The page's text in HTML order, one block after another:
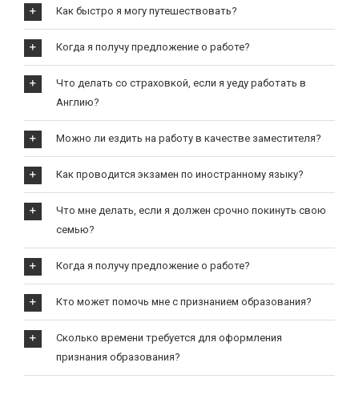
Как быстро я могу путешествовать?
Когда я получу предложение о работе?
Что делать со страховкой, если я уеду работать в
Англию?
Можно ли ездить на работу в качестве заместителя?
Как проводится экзамен по иностранному языку?
Что мне делать, если я должен срочно покинуть свою
семью?
Когда я получу предложение о работе?
Кто может помочь мне с признанием образования?
Сколько времени требуется для оформления
признания образования?